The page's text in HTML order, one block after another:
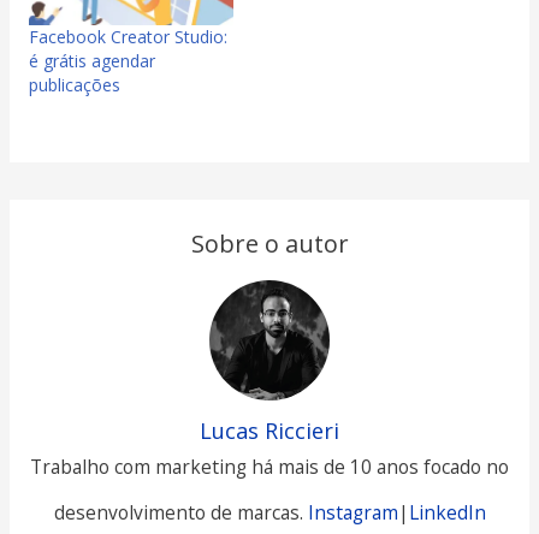
Facebook Creator Studio:
é grátis agendar
publicações
Sobre o autor
Lucas Riccieri
Trabalho com marketing há mais de 10 anos focado no
desenvolvimento de marcas. Instagram| LinkedIn